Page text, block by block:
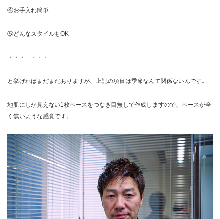
④お手入れ簡単
⑤どんなスタイルもOK
・・・・・・・
と挙げればまだまだありますが、上記の項目は季節なんて関係ないんです。
地肌にしか見えない1枚ベースをつなぎ目無しで作成しますので、ベースが全
く無いような感覚です。